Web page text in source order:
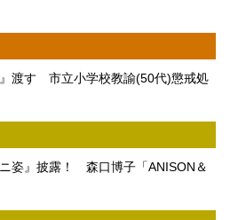
渡す 市立小学校教諭(50代)懲戒処
姿』披露！ 森口博子「ANISON＆